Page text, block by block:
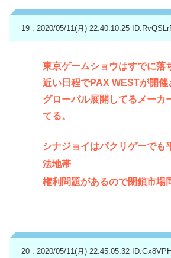
19 : 2020/05/11(月) 22:40:10.25
東京ゲームショウはすでに落
近い日程でPAX WESTが開催
グローバル展開してるメーカ
てる。
シナジョイはパクリゲーでも
法地帯
権利問題があるので閉鎖市場
20 : 2020/05/11(月) 22:45:05.32